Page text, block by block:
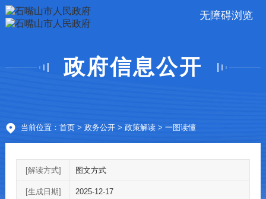
无障碍浏览
政府信息公开
当前位置： 首页> 政务公开> 政策解读> 一图读懂
[解读方式] 图文方式
[生成日期] 2025-12-17